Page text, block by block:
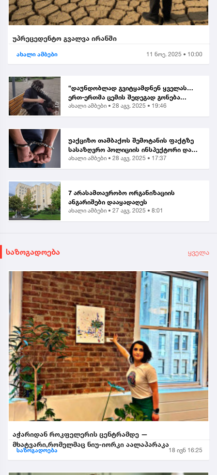
უპრეცედენტო გვალვა ირანში
ახალი ამბები 11 ნოე. 2025 • 10:00
“დაუნდობლად გვიტყამდნენ ყველას…
ერთ-ერთმა ცემის შედეგად გონება
დაკარგა” | მოქალაქე ბათუმში მომხდარ
ახალი ამბები • 28 აგვ. 2025 • 19:46
უაქციზო თამბაქოს შემოტანის ფაქტზე
სასაზღვრო პოლიციის ინსპექტორი და
ერთი პირი დააკავეს
ახალი ამბები • 28 აგვ. 2025 • 17:37
7 არასამთავრობო ორგანიზაციის
ანგარიშები დააყადაღეს
ახალი ამბები • 27 აგვ. 2025 • 8:01
საზოგადოება ყველა
აჭარიდან როკფელერის ცენტრამდე —
მხატვარი,რომელმაც ნიუ-იორკი აალაპარაკა
საზოგადოება 18 ივნ 16:25